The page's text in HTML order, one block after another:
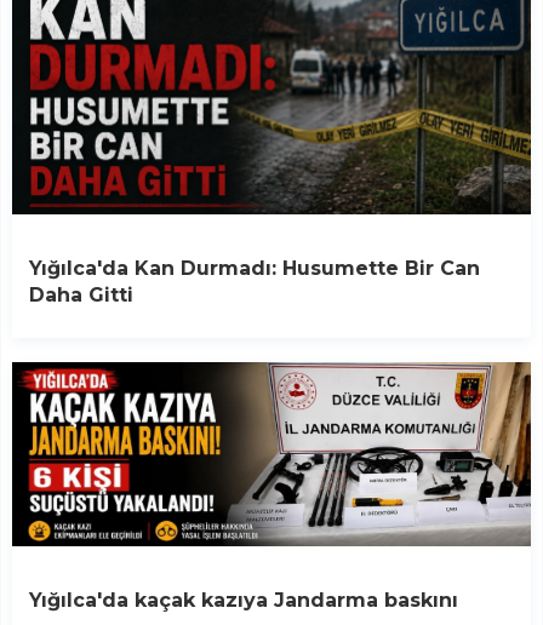
Yığılca'da Kan Durmadı: Husumette Bir Can
Daha Gitti
Yığılca'da kaçak kazıya Jandarma baskını